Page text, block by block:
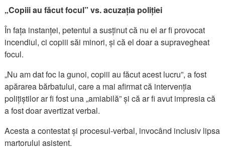
„Copiii au făcut focul” vs. acuzația poliției
În fața instanței, petentul a susținut că nu el ar fi provocat
incendiul, ci copiii săi minori, și că el doar a supravegheat
focul.
„Nu am dat foc la gunoi, copiii au făcut acest lucru”, a fost
apărarea bărbatului, care a mai afirmat că intervenția
polițiștilor ar fi fost una „amiabilă” și că ar fi avut impresia că
a fost doar avertizat verbal.
Acesta a contestat și procesul-verbal, invocând inclusiv lipsa
martorului asistent.